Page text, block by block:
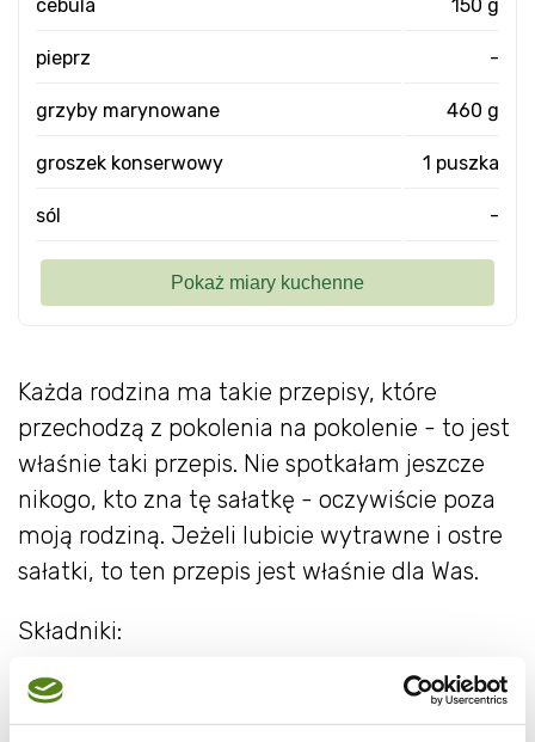
Każda rodzina ma takie przepisy, które
przechodzą z pokolenia na pokolenie - to jest
właśnie taki przepis. Nie spotkałam jeszcze
nikogo, kto zna tę sałatkę - oczywiście poza
moją rodziną. Jeżeli lubicie wytrawne i ostre
sałatki, to ten przepis jest właśnie dla Was.
Składniki:
słoiczek grzybków marynowanych (uwaga:
muszą to być leśne grzyby, najlepiej
cebula 150 g
pieprz -
grzyby marynowane 460 g
groszek konserwowy 1 puszka
sól -